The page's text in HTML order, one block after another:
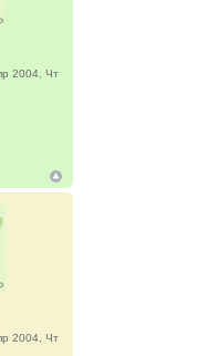
2004, Чт
2004, Чт